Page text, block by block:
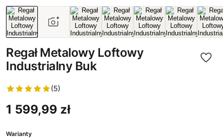
Regał Metalowy Loftowy
Industrialny Buk
(5)
1 599,99 zł
Warianty